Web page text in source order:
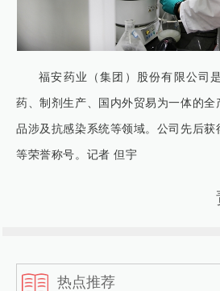
福安药业（集团）股份有限公司
药、制剂生产、国内外贸易为一体的
品涉及抗感染系统等领域。公司先后获
等荣誉称号。记者 但宇
热点推荐